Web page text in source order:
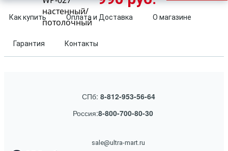
Как купить Оплата и Доставка О магазине
Гарантия Контакты
СПб: 8-812-953-56-64
Россия:8-800-700-80-30
sale@ultra-mart.ru
настенный/
потолочный